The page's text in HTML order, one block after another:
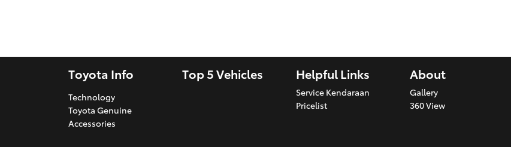
Toyota Info
Technology
Toyota Genuine
Accessories
Top 5 Vehicles Helpful Links
Service Kendaraan
Pricelist
About
Gallery
360 View